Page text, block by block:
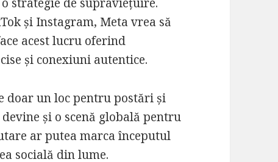
și Instagram, Meta vrea să
acest lucru oferind
și conexiuni autentice.
doar un loc pentru postări și
și o scenă globală pentru
ar putea marca începutul
socială din lume.